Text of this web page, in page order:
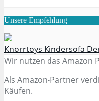
Unsere Empfehlung
Knorrtoys Kindersofa
Wir nutzen das Amazon
Als Amazon-Partner
Käufen.